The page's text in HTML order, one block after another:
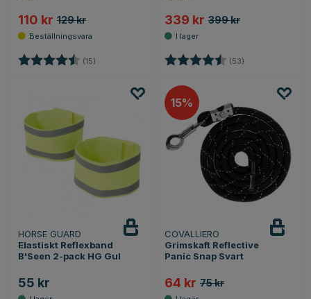
110 kr 129 kr
Betyg: (15) 4.8 utav 5 stjärnor
339 kr 399 kr
Betyg: (53)
HORSE GUARD
Elastiskt Reflexband
B'Seen 2-pack HG Gul
55 kr
15
COVALLIERO
Grimskaft Reflective
Panic Snap Svart
64 kr 75 kr